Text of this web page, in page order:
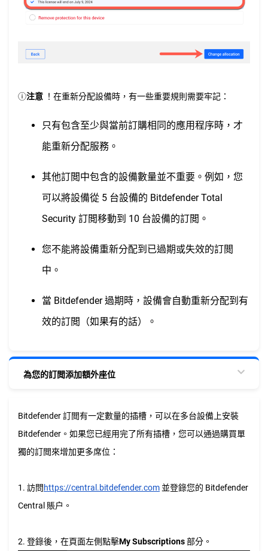
ⓘ注意 ！在重新分配設備時，有一些重要規則需要牢記：
只有包含至少與當前訂購相同的應用程序時，才
能重新分配服務。
其他訂閲中包含的設備數量並不重要。例如，您
可以將設備從 5 台設備的 Bitdefender Total
Security 訂閲移動到 10 台設備的訂閲。
您不能將設備重新分配到已過期或失效的訂閲
中。
當 Bitdefender 過期時，設備會自動重新分配到有
效的訂閲（如果有的話）。
為您的訂閲添加額外座位
Bitdefender 訂閲有一定數量的插槽，可以在多台設備上安裝
Bitdefender。如果您已經用完了所有插槽，您可以通過購買單
獨的訂閲來增加更多席位：
1. 訪問 https://central.bitdefender.com 並登錄您的 Bitdefender
Central 賬户。
2. 登錄後，在頁面左側點擊My Subscriptions部分。